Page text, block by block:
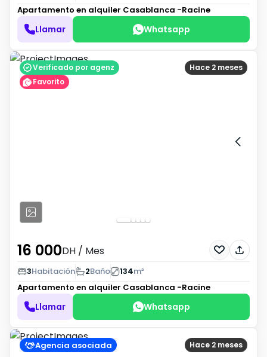
Apartamento en alquiler Casablanca -Racine
Llamar Whatsapp
Hace 2 meses
Verificado por agenz
Favorito
16 000DH / Mes
3Habitación 2Baño 134m²
Apartamento en alquiler Casablanca -Racine
Llamar Whatsapp
Hace 2 meses
Agencia asociada